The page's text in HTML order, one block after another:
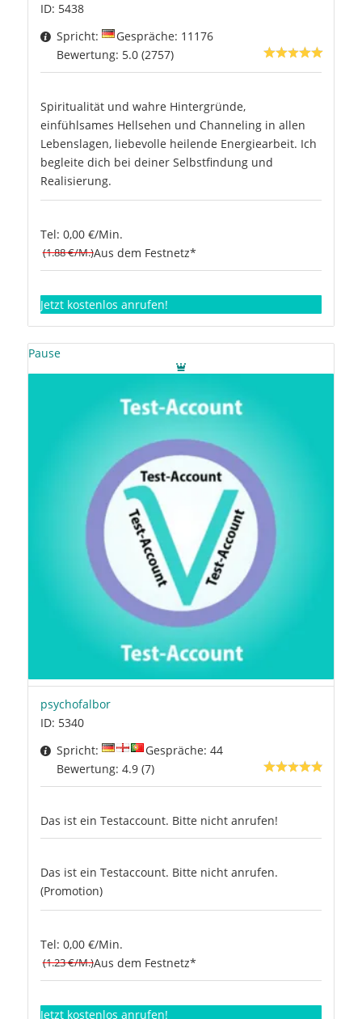
ID: 5438
Spricht:
Gespräche: 11176
Bewertung: 5.0 (2757)
Spiritualität und wahre Hintergründe,
einfühlsames Hellsehen und Channeling in allen
Lebenslagen, liebevolle heilende Energiearbeit. Ich
begleite dich bei deiner Selbstfindung und
Realisierung.
Tel: 0,00 €/Min.
(1.88 €/M.)Aus dem Festnetz*
Jetzt kostenlos anrufen!
Pause
psychofalbor
ID: 5340
Spricht:
Gespräche: 44
Bewertung: 4.9 (7)
Das ist ein Testaccount. Bitte nicht anrufen!
Das ist ein Testaccount. Bitte nicht anrufen.
(Promotion)
Tel: 0,00 €/Min.
(1.23 €/M.)Aus dem Festnetz*
Jetzt kostenlos anrufen!